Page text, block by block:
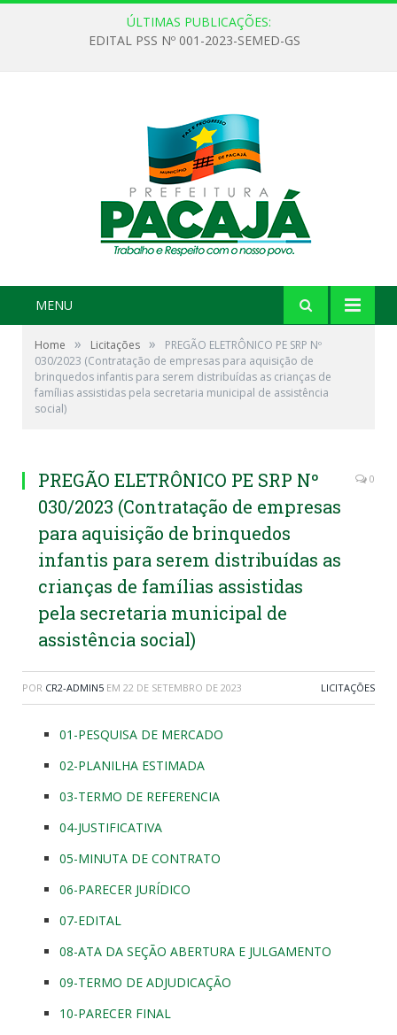
ÚLTIMAS PUBLICAÇÕES:
EDITAL PSS Nº 001-2023-SEMED-GS
MENU
Home » Licitações »
PREGÃO ELETRÔNICO PE SRP Nº
030/2023 (Contratação de empresas para aquisição de
brinquedos infantis para serem distribuídas as crianças de
famílias assistidas pela secretaria municipal de assistência
social)
PREGÃO ELETRÔNICO PE SRP Nº
030/2023 (Contratação de empresas
para aquisição de brinquedos
infantis para serem distribuídas as
crianças de famílias assistidas
pela secretaria municipal de
assistência social)
0
POR CR2-ADMIN5 EM 22 DE SETEMBRO DE 2023 LICITAÇÕES
01-PESQUISA DE MERCADO
02-PLANILHA ESTIMADA
03-TERMO DE REFERENCIA
04-JUSTIFICATIVA
05-MINUTA DE CONTRATO
06-PARECER JURÍDICO
07-EDITAL
08-ATA DA SEÇÃO ABERTURA E JULGAMENTO
09-TERMO DE ADJUDICAÇÃO
10-PARECER FINAL